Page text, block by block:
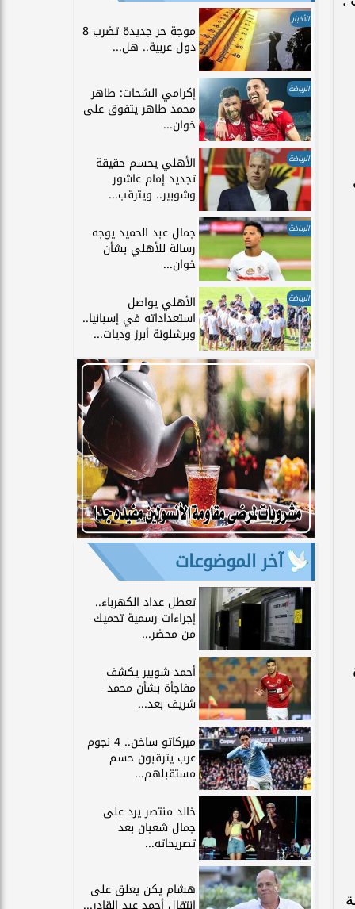
الأخبار
موجة حر جديدة تضرب 8
دول عربية.. هل...
الرياضة إكرامي الشحات: طاهر
محمد طاهر يتفوق على
خوان...
الرياضة الأهلي يحسم حقيقة
تجديد إمام عاشور
وشوبير.. ويترقب...
الرياضة جمال عبد الحميد يوجه
رسالة للأهلي بشأن
خوان...
الرياضة الأهلي يواصل
استعداداته في إسبانيا..
وبرشلونة أبرز وديات...
آخر الموضوعات
تعطل عداد الكهرباء..
إجراءات رسمية تحميك
من محضر...
أحمد شوبير يكشف
مفاجأة بشأن محمد
شريف بعد...
ميركاتو ساخن.. 4 نجوم
عرب يترقبون حسم
مستقبلهم...
خالد منتصر يرد على
جمال شعبان بعد
تصريحاته...
هشام يكن يعلق على